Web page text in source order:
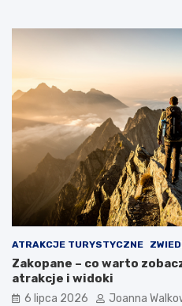
ATRAKCJE TURYSTYCZNE
Zakopane – co warto
atrakcje i widoki
6 lipca 2026 Joanna